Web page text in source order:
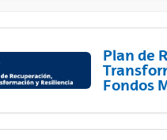
Plan de
Fondos